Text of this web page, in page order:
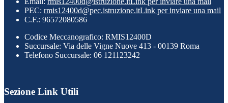
PEC: rmis12400d@pec.istruzione.itLink per inviare una mail
C.F.: 96572080586
Codice Meccanografico: RMIS12400D
Succursale: Via delle Vigne Nuove 413 - 00139 Roma
Telefono Succursale: 06 121123242
Sezione Link Utili